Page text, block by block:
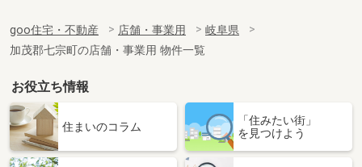
goo住宅・不動産 店舗・事業用
岐阜県
加茂郡七宗町の店舗・事業用 物件一覧
お役立ち情報
住まいのコラム
「住みたい街」
を見つけよう